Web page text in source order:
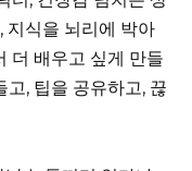
지식을 뇌리에 박아
더 배우고 싶게 만들
, 팁을 공유하고, 끊